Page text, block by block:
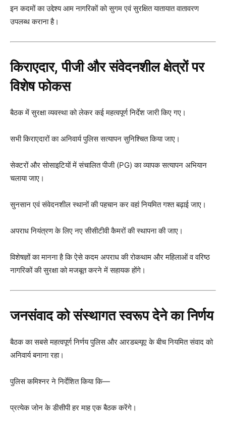
इन कदमों का उद्देश्य आम नागरिकों को सुगम एवं सुरक्षित यातायात वातावरण
उपलब्ध कराना है।
किराएदार, पीजी और संवेदनशील क्षेत्रों पर
विशेष फोकस
बैठक में सुरक्षा व्यवस्था को लेकर कई महत्वपूर्ण निर्देश जारी किए गए।
सभी किराएदारों का अनिवार्य पुलिस सत्यापन सुनिश्चित किया जाए।
सेक्टरों और सोसाइटियों में संचालित पीजी (PG) का व्यापक सत्यापन अभियान
चलाया जाए।
सुनसान एवं संवेदनशील स्थानों की पहचान कर वहां नियमित गश्त बढ़ाई जाए।
अपराध नियंत्रण के लिए नए सीसीटीवी कैमरों की स्थापना की जाए।
विशेषज्ञों का मानना है कि ऐसे कदम अपराध की रोकथाम और महिलाओं व वरिष्ठ
नागरिकों की सुरक्षा को मजबूत करने में सहायक होंगे।
जनसंवाद को संस्थागत स्वरूप देने का निर्णय
बैठक का सबसे महत्वपूर्ण निर्णय पुलिस और आरडब्ल्यूए के बीच नियमित संवाद को
अनिवार्य बनाना रहा।
पुलिस कमिश्नर ने निर्देशित किया कि—
प्रत्येक जोन के डीसीपी हर माह एक बैठक करेंगे।